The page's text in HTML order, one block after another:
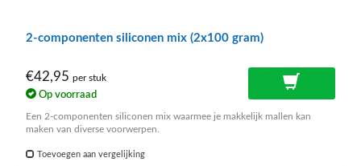
2-componenten siliconen mix (2x100 gram)
€42,95 per stuk
Op voorraad
Een 2-componenten siliconen mix waarmee je makkelijk mallen kan
maken van diverse voorwerpen.
Toevoegen aan vergelijking